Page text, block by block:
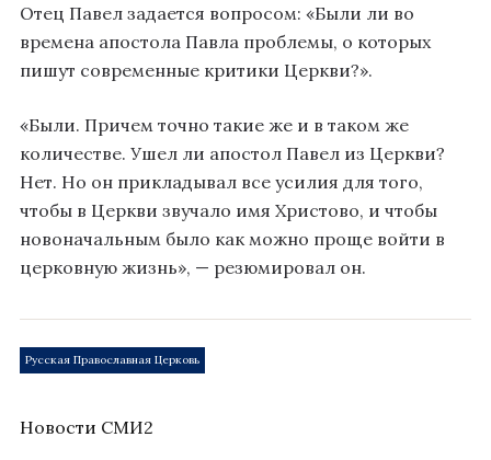
Отец Павел задается вопросом: «Были ли во
времена апостола Павла проблемы, о которых
пишут современные критики Церкви?».
«Были. Причем точно такие же и в таком же
количестве. Ушел ли апостол Павел из Церкви?
Нет. Но он прикладывал все усилия для того,
чтобы в Церкви звучало имя Христово, и чтобы
новоначальным было как можно проще войти в
церковную жизнь», — резюмировал он.
Русская Православная Церковь
Новости СМИ2